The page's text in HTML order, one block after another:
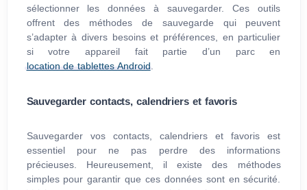
sélectionner les données à sauvegarder. Ces outils
offrent des méthodes de sauvegarde qui peuvent
s’adapter à divers besoins et préférences, en particulier
si votre appareil fait partie d’un parc en
location de tablettes Android
Sauvegarder contacts, calendriers et favoris
Sauvegarder vos contacts, calendriers et favoris est
essentiel pour ne pas perdre des informations
précieuses. Heureusement, il existe des méthodes
simples pour garantir que ces données sont en sécurité.